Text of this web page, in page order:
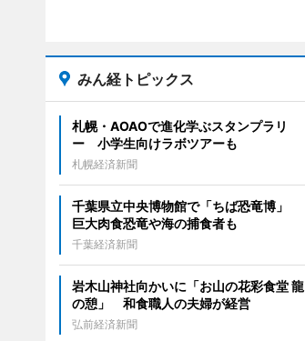
みん経トピックス
札幌・AOAOで進化学ぶスタンプラリ
ー 小学生向けラボツアーも
札幌経済新聞
千葉県立中央博物館で「ちば恐竜博」
巨大肉食恐竜や海の捕食者も
千葉経済新聞
岩木山神社向かいに「お山の花彩食堂 龍
の憩」 和食職人の夫婦が経営
弘前経済新聞